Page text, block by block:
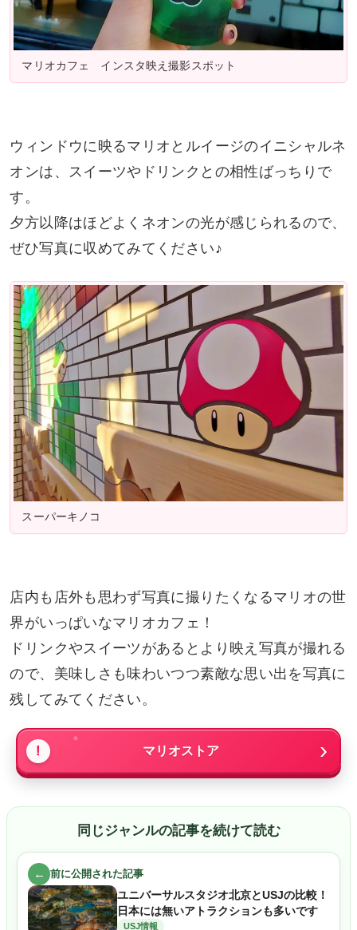
マリオカフェ インスタ映え撮影スポット
ウィンドウに映るマリオとルイージのイニシャルネ
オンは、スイーツやドリンクとの相性ばっちりで
す。
夕方以降はほどよくネオンの光が感じられるので、
ぜひ写真に収めてみてください♪
スーパーキノコ
店内も店外も思わず写真に撮りたくなるマリオの世
界がいっぱいなマリオカフェ！
ドリンクやスイーツがあるとより映え写真が撮れる
ので、美味しさも味わいつつ素敵な思い出を写真に
残してみてください。
マリオストア
同じジャンルの記事を続けて読む
← 前に公開された記事
ユニバーサルスタジオ北京とUSJの比較！
日本には無いアトラクションも多いです
USJ情報